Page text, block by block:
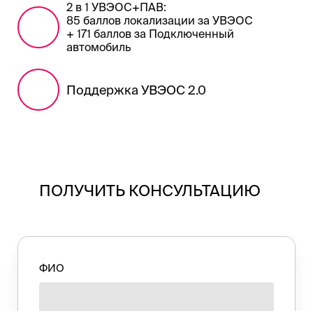
Поддержка УВЭОС 2.0
2 в 1 УВЭОС+ПАВ:
85 баллов локализации за УВЭОС
+ 171 баллов за Подключенный
автомобиль
ФИО
ПОЛУЧИТЬ КОНСУЛЬТАЦИЮ